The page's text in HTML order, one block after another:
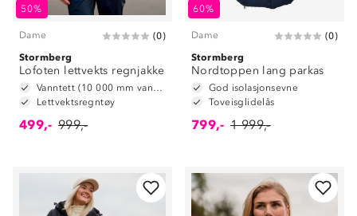
50%
Dame (0)
Stormberg
Lofoten lettvekts regnjakke
Vanntett (10 000 mm vannsøyle)
Lettvektsregntøy
499,- 999,-
60%
Dame (0)
Stormberg
Nordtoppen lang parkas
God isolasjonsevne
Toveisglidelås
799,- 1 999,-